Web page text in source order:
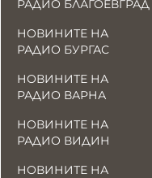
РАДИО БЛАГОЕВГРАД
НОВИНИТЕ НА
РАДИО БУРГАС
НОВИНИТЕ НА
РАДИО ВАРНА
НОВИНИТЕ НА
РАДИО ВИДИН
НОВИНИТЕ НА